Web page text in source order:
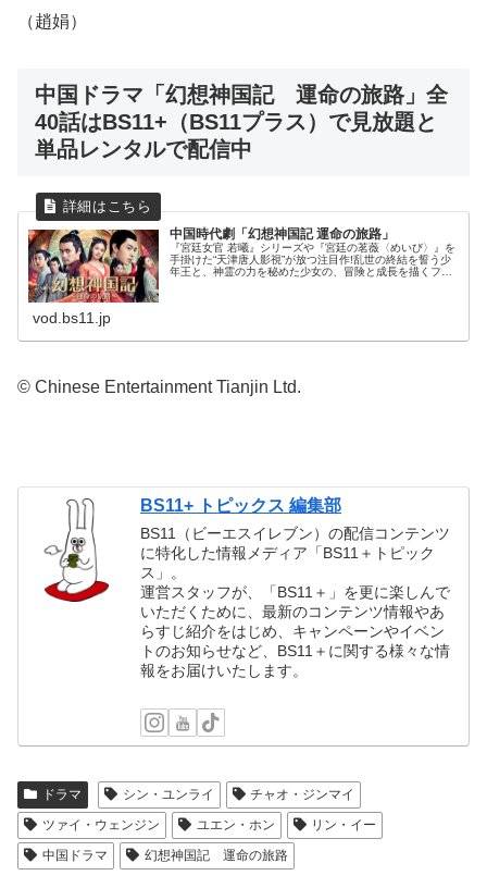
（趙娟）
中国ドラマ「幻想神国記 運命の旅路」全
40話はBS11+（BS11プラス）で見放題と
単品レンタルで配信中
中国時代劇「幻想神国記 運命の旅路」
『宮廷女官 若曦』シリーズや『宮廷の茗薇〈めいび〉』を
手掛けた“天津唐人影視”が放つ注目作!乱世の終結を誓う少
年王と、神霊の力を秘めた少女の、冒険と成長を描くファ
vod.bs11.jp
© Chinese Entertainment Tianjin Ltd.
BS11+ トピックス 編集部
BS11（ビーエスイレブン）の配信コンテンツ
に特化した情報メディア「BS11＋トピック
ス」。
運営スタッフが、「BS11＋」を更に楽しんで
いただくために、最新のコンテンツ情報やあ
らすじ紹介をはじめ、キャンペーンやイベン
トのお知らせなど、BS11＋に関する様々な情
報をお届けいたします。
ドラマ シン・ユンライ
チャオ・ジンマイ
ツァイ・ウェンジン
ユエン・ホン
リン・イー
中国ドラマ
幻想神国記 運命の旅路